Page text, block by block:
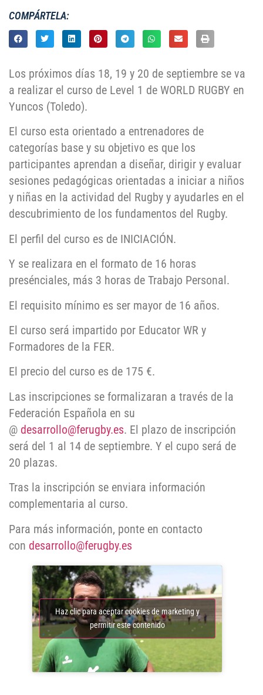
COMPÁRTELA:
Los próximos días 18, 19 y 20 de septiembre se va
a realizar el curso de Level 1 de WORLD RUGBY en
Yuncos (Toledo).
El curso esta orientado a entrenadores de
categorías base y su objetivo es que los
participantes aprendan a diseñar, dirigir y evaluar
sesiones pedagógicas orientadas a iniciar a niños
y niñas en la actividad del Rugby y ayudarles en el
descubrimiento de los fundamentos del Rugby.
El perfil del curso es de INICIACIÓN.
Y se realizara en el formato de 16 horas
presénciales, más 3 horas de Trabajo Personal.
El requisito mínimo es ser mayor de 16 años.
El curso será impartido por Educator WR y
Formadores de la FER.
El precio del curso es de 175 €.
Las inscripciones se formalizaran a través de la
Federación Española en su
@ desarrollo@ferugby.es. El plazo de inscripción
será del 1 al 14 de septiembre. Y el cupo será de
20 plazas.
Tras la inscripción se enviara información
complementaria al curso.
Para más información, ponte en contacto
con desarrollo@ferugby.es
Haz clic para aceptar cookies de marketing y
permitir este contenido